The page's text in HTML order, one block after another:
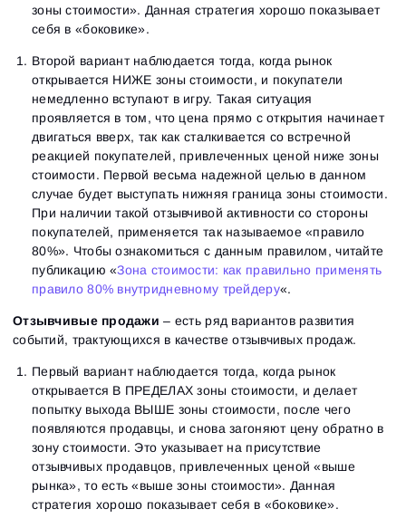
зоны стоимости». Данная стратегия хорошо показывает
себя в «боковике».
Второй вариант наблюдается тогда, когда рынок
открывается НИЖЕ зоны стоимости, и покупатели
немедленно вступают в игру. Такая ситуация
проявляется в том, что цена прямо с открытия начинает
двигаться вверх, так как сталкивается со встречной
реакцией покупателей, привлеченных ценой ниже зоны
стоимости. Первой весьма надежной целью в данном
случае будет выступать нижняя граница зоны стоимости.
При наличии такой отзывчивой активности со стороны
покупателей, применяется так называемое «правило
80%». Чтобы ознакомиться с данным правилом, читайте
публикацию «Зона стоимости: как правильно применять
правило 80% внутридневному трейдеру«.
Отзывчивые продажи– есть ряд вариантов развития
событий, трактующихся в качестве отзывчивых продаж.
Первый вариант наблюдается тогда, когда рынок
открывается В ПРЕДЕЛАХ зоны стоимости, и делает
попытку выхода ВЫШЕ зоны стоимости, после чего
появляются продавцы, и снова загоняют цену обратно в
зону стоимости. Это указывает на присутствие
отзывчивых продавцов, привлеченных ценой «выше
рынка», то есть «выше зоны стоимости». Данная
стратегия хорошо показывает себя в «боковике».